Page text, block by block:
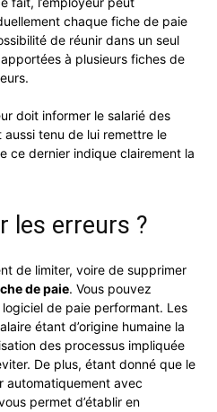
chaque fiche de paie
de réunir dans un seul
à plusieurs fiches de
doit informer le salarié des
tenu de lui remettre le
ce dernier indique clairement la
les erreurs ?
de limiter, voire de supprimer
de paie. Vous pouvez
de paie performant. Les
étant d’origine humaine la
des processus impliquée
De plus, étant donné que le
automatiquement avec
permet d’établir en